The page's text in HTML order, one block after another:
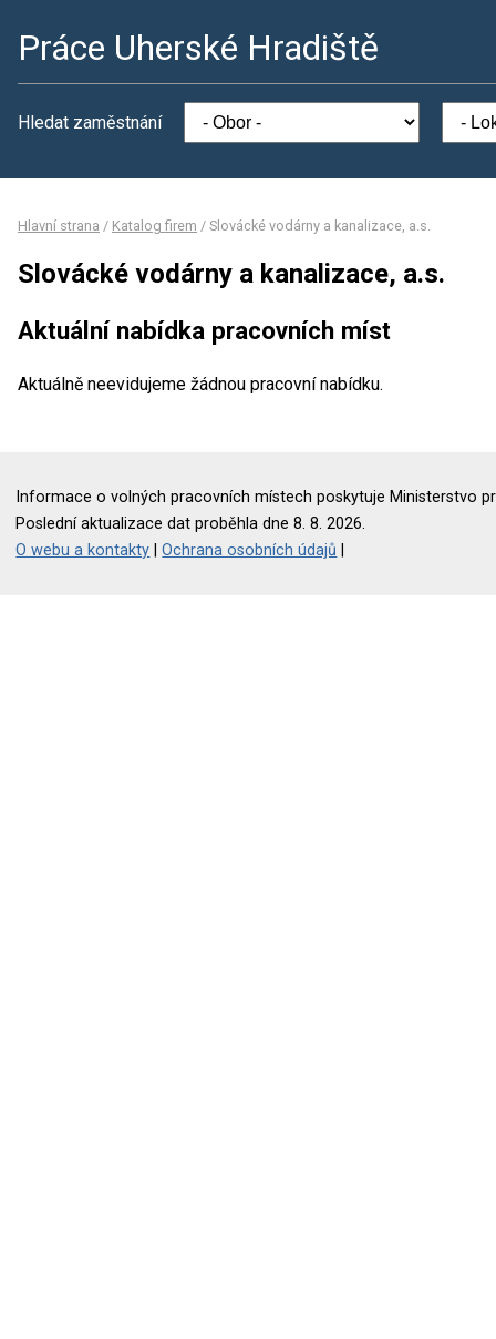
Práce Uherské Hradiště
Hledat zaměstnání
Hlavní strana / Katalog firem / Slovácké vodárny a kanalizace, a.s.
Slovácké vodárny a kanalizace, a.s.
Aktuální nabídka pracovních míst
Aktuálně neevidujeme žádnou pracovní nabídku.
Informace o volných pracovních místech poskytuje Ministerstvo
Poslední aktualizace dat proběhla dne 8. 8. 2026.
O webu a kontakty |Ochrana osobních údajů